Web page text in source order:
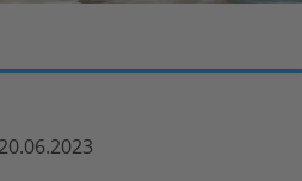
20.06.2023